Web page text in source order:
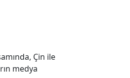
Çin ile
medya